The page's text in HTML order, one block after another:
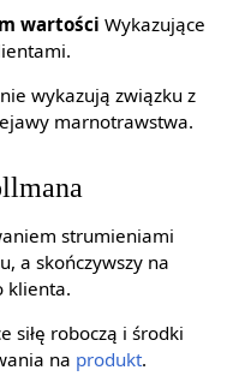
wartości Wykazujące
wykazują związku z
marnotrawstwa.
strumieniami
a skończywszy na
klienta.
siłę roboczą i środki
na produkt.